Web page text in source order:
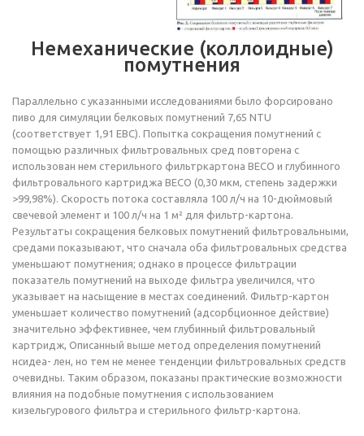
Немеханические (коллоидные)
помутнения
Параллельно с указанными исследованиями было форсировано
пиво для симуляции белковых помутнений 7,65 NTU
(соответствует 1,91 ЕВС). Попытка сокращения помутнений с
помощью различных фильтровальных сред повторена с
использован нем стерильного фильтркартона ВЕСО и глубинного
фильтровального картриджа ВЕСО (0,30 мкм, степень задержки
>99,98%). Скорость потока составляла 100 л/ч на 10-дюймовый
свечевой элемент и 100 л/ч на 1 м² для фильтр-картона.
Результаты сокращения белковых помутнений фильтровальными,
средами показывают, что сначала оба фильтровальных средства
уменьшают помутнения; однако в процессе фильтрации
показатель помутнений на выходе фильтра увеличился, что
указывает на насыщение в местах соединений. Фильтр-картон
уменьшает количество помутнений (адсорбционное действие)
значительно эффективнее, чем глубинный фильтровальный
картридж, Описанный выше метод определения помутнений
нсидеа- лен, но тем не менее тенденции фильтровальных средств
очевидны. Таким образом, показаны практические возможности
влияния на подобные помутнения с использованием
кизельгурового фильтра и стерильного фильтр-картона.